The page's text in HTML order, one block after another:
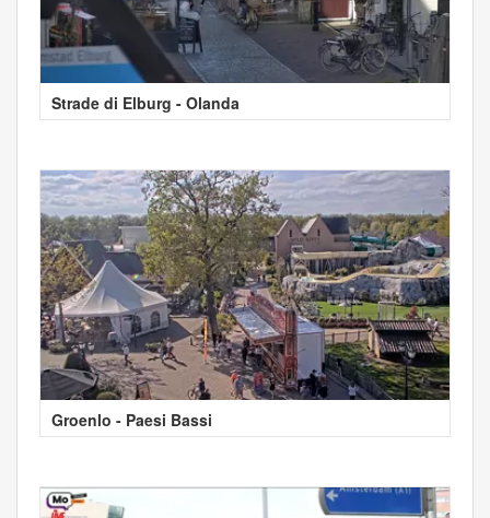
Strade di Elburg - Olanda
Groenlo - Paesi Bassi